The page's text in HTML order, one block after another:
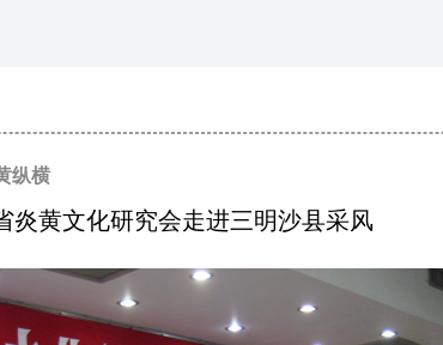
纵横
炎黄文化研究会走进三明沙县采风